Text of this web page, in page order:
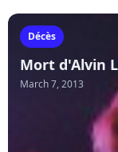
Décès
Mort d'Alvin
March 7, 2013